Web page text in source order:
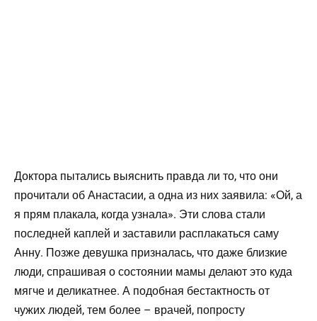
Доктора пытались выяснить правда ли то, что они
прочитали об Анастасии, а одна из них заявила: «Ой, а
я прям плакала, когда узнала». Эти слова стали
последней каплей и заставили расплакаться саму
Анну. Позже девушка призналась, что даже близкие
люди, спрашивая о состоянии мамы делают это куда
мягче и деликатнее. А подобная бестактность от
чужих людей, тем более – врачей, попросту